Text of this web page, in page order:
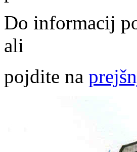
Do informacij
ali
pojdite na